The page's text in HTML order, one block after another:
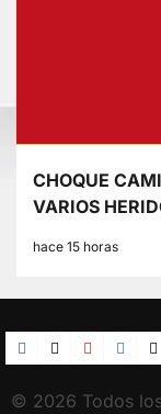
CHOQUE
VARIOS
hace 15 horas
Facebook
TikTokYouTubeX
© 2026 Todos